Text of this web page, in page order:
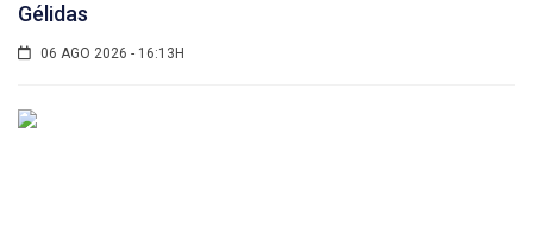
Gélidas
06 AGO 2026 - 16:13H